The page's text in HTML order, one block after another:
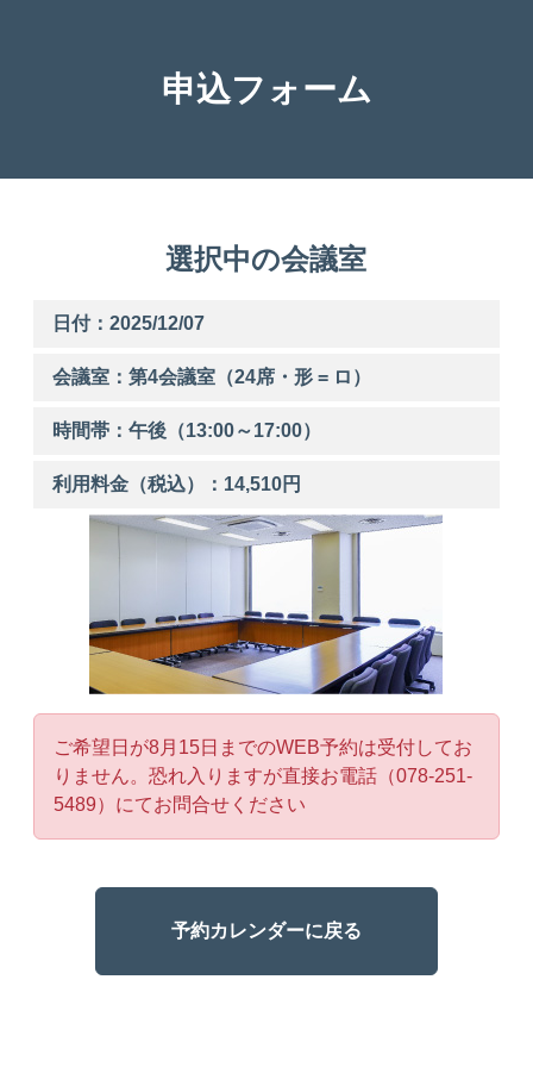
申込フォーム
選択中の会議室
日付：2025/12/07
会議室：第4会議室（24席・形 = ロ）
時間帯：午後 （13:00～17:00）
利用料金（税込）： 14,510円
ご希望日が8月15日までのWEB予約は受付してお
りません。恐れ入りますが直接お電話（078-251-
5489）にてお問合せください
予約カレンダーに戻る